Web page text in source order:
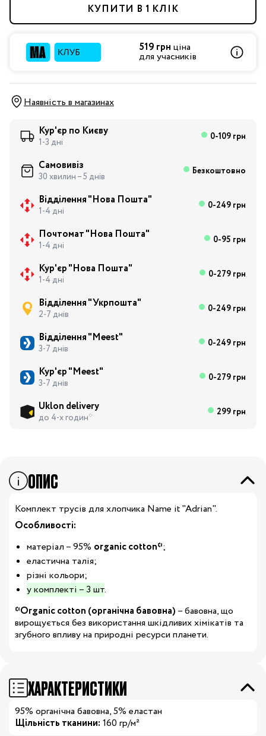
КУПИТИ В 1 КЛІК
519 грн ціна
для учасників
Наявність в магазинах
Кур'єр по Києву
1-3 дні 0-109 грн
Самовивіз
30 хвилин – 5 днів Безкоштовно
Відділення "Нова Пошта"
1-4 дні 0-249 грн
Почтомат "Нова Пошта"
1-4 дні 0-95 грн
Кур'єр "Нова Пошта"
1-4 дні 0-279 грн
Відділення "Укрпошта"
2-7 днів 0-249 грн
Відділення "Meest"
3-7 днів 0-249 грн
Кур'єр "Meest"
3-7 днів 0-279 грн
Uklon delivery
до 4-х годин* 299 грн
ОПИС
Комплект трусів для хлопчика Name it "Adrian".
Особливості:
матеріал – 95% organic cotton*;
еластична талія;
різні кольори;
у комплекті – 3 шт.
*Organic cotton (органічна бавовна) – бавовна, що
вирощується без використання шкідливих хімікатів та
згубного впливу на природні ресурси планети.
ХАРАКТЕРИСТИКИ
95% органічна бавовна, 5% еластан
Щільність тканини: 160 гр/м²